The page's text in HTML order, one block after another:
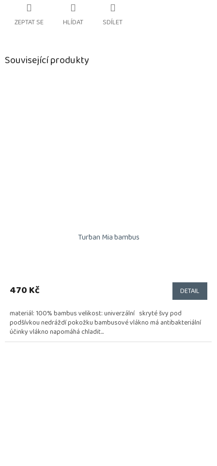
ZEPTAT SE HLÍDAT SDÍLET
Související produkty
Turban Mia bambus
470 Kč DETAIL
materiál: 100% bambus velikost: univerzální skryté švy pod
podšívkou nedráždí pokožku bambusové vlákno má antibakteriální
účinky vlákno napomáhá chladit...